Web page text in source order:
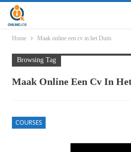
Home Maak online een cv in het Duits.
Browsing Tag
Maak Online Een Cv In
COURSES